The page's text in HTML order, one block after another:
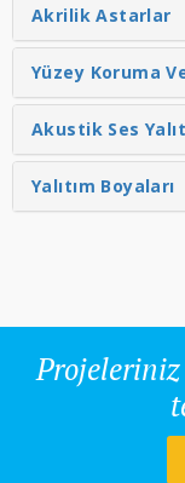
Akrilik Astarlar
Yüzey Koruma
Akustik Ses
Yalıtım Boyaları